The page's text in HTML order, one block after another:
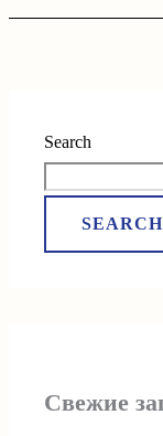
Search
SEARCH
Свежие